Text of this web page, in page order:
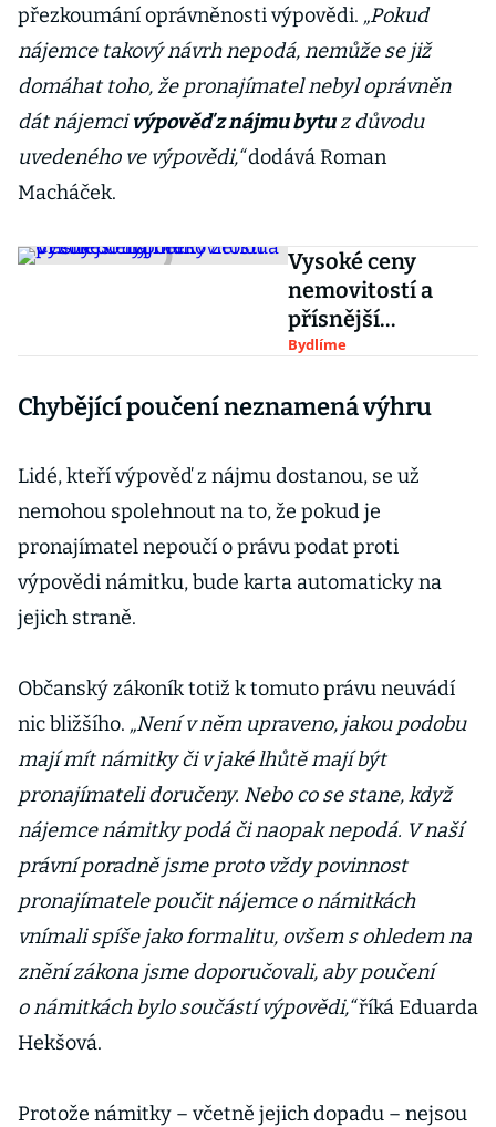
přezkoumání oprávněnosti výpovědi. „Pokud
nájemce takový návrh nepodá, nemůže se již
domáhat toho, že pronajímatel nebyl oprávněn
dát nájemcivýpověď z nájmu bytuz důvodu
uvedeného ve výpovědi,“dodává Roman
Macháček.
Vysoké ceny
nemovitostí a
přísnější
hypotéky ženou
Bydlíme
Chybějící poučení neznamená výhru
Lidé, kteří výpověď z nájmu dostanou, se už
nemohou spolehnout na to, že pokud je
pronajímatel nepoučí o právu podat proti
výpovědi námitku, bude karta automaticky na
jejich straně.
Občanský zákoník totiž k tomuto právu neuvádí
nic bližšího. „Není v něm upraveno, jakou podobu
mají mít námitky či v jaké lhůtě mají být
pronajímateli doručeny. Nebo co se stane, když
nájemce námitky podá či naopak nepodá. V naší
právní poradně jsme proto vždy povinnost
pronajímatele poučit nájemce o námitkách
vnímali spíše jako formalitu, ovšem s ohledem na
znění zákona jsme doporučovali, aby poučení
o námitkách bylo součástí výpovědi,“říká Eduarda
Hekšová.
Protože námitky – včetně jejich dopadu – nejsou